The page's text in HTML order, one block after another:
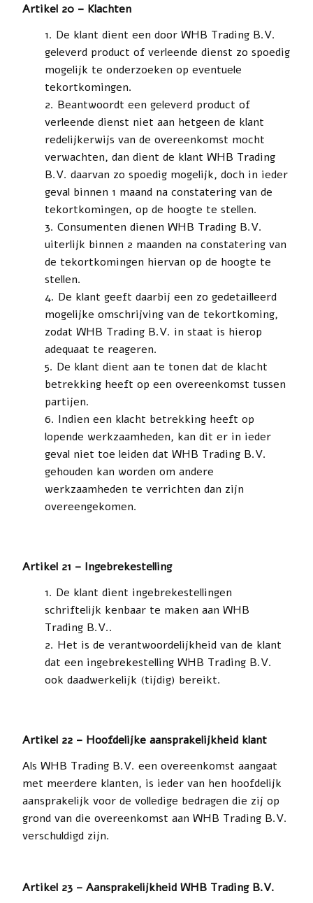
Artikel 20 – Klachten
De klant dient een door WHB Trading B.V.
geleverd product of verleende dienst zo spoedig
mogelijk te onderzoeken op eventuele
tekortkomingen.
Beantwoordt een geleverd product of
verleende dienst niet aan hetgeen de klant
redelijkerwijs van de overeenkomst mocht
verwachten, dan dient de klant WHB Trading
B.V. daarvan zo spoedig mogelijk, doch in ieder
geval binnen 1 maand na constatering van de
tekortkomingen, op de hoogte te stellen.
Consumenten dienen WHB Trading B.V.
uiterlijk binnen 2 maanden na constatering van
de tekortkomingen hiervan op de hoogte te
stellen.
De klant geeft daarbij een zo gedetailleerd
mogelijke omschrijving van de tekort­koming,
zodat WHB Trading B.V. in staat is hierop
adequaat te reageren.
De klant dient aan te tonen dat de klacht
betrekking heeft op een overeenkomst tussen
partijen.
Indien een klacht betrekking heeft op
lopende werkzaamheden, kan dit er in ieder
geval niet toe leiden dat WHB Trading B.V.
gehouden kan worden om andere
werkzaamheden te verrichten dan zijn
overeengekomen.
Artikel 21 – Ingebrekestelling
De klant dient ingebrekestellingen
schriftelijk kenbaar te maken aan WHB
Trading B.V..
Het is de verantwoordelijkheid van de klant
dat een ingebrekestelling WHB Trading B.V.
ook daadwerkelijk (tijdig) bereikt.
Artikel 22 – Hoofdelijke aansprakelijkheid klant
Als WHB Trading B.V. een overeenkomst aangaat
met meerdere klanten, is ieder van hen hoofdelijk
aansprakelijk voor de volledige bedragen die zij op
grond van die overeenkomst aan WHB Trading B.V.
verschuldigd zijn.
Artikel 23 – Aansprakelijkheid WHB Trading B.V.